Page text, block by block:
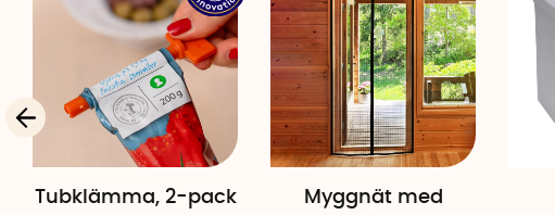
Tubklämma, 2-pack
Myggnät med